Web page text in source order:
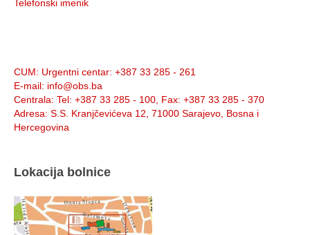
Telefonski imenik
CUM: Urgentni centar: +387 33 285 - 261
E-mail: info@obs.ba
Centrala: Tel: +387 33 285 - 100, Fax: +387 33 285 - 370
Adresa: S.S. Kranjčevićeva 12, 71000 Sarajevo, Bosna i
Hercegovina
Lokacija bolnice